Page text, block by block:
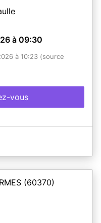
à 09:30
à 10:23 (source
vous
(60370)